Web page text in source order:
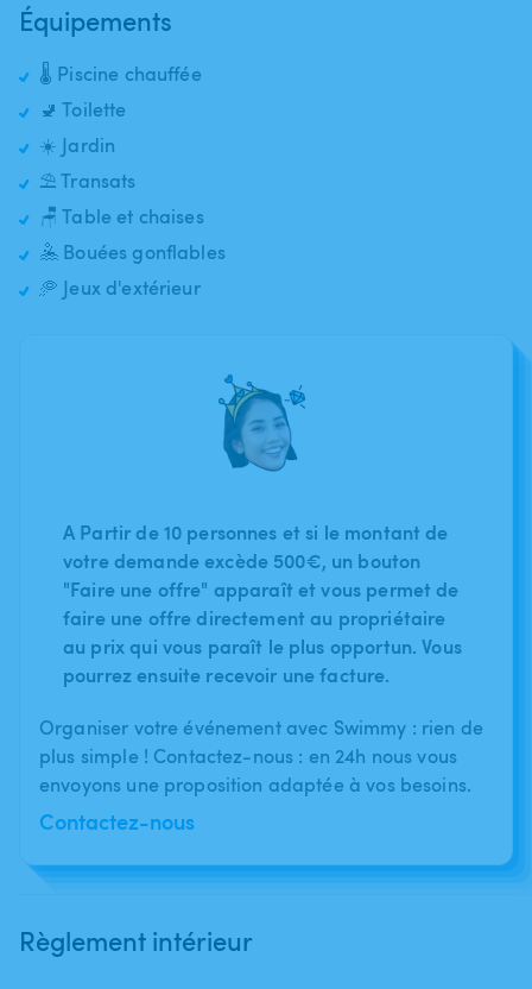
Équipements
🌡️ Piscine chauffée
🚽 Toilette
☀️ Jardin
⛱️ Transats
🪑 Table et chaises
🤽 Bouées gonflables
🥏 Jeux d'extérieur
A Partir de 10 personnes et si le montant de
votre demande excède 500€, un bouton
"Faire une offre" apparaît et vous permet de
faire une offre directement au propriétaire
au prix qui vous paraît le plus opportun. Vous
pourrez ensuite recevoir une facture.
Organiser votre événement avec Swimmy : rien de
plus simple ! Contactez-nous : en 24h nous vous
envoyons une proposition adaptée à vos besoins.
Contactez-nous
Règlement intérieur